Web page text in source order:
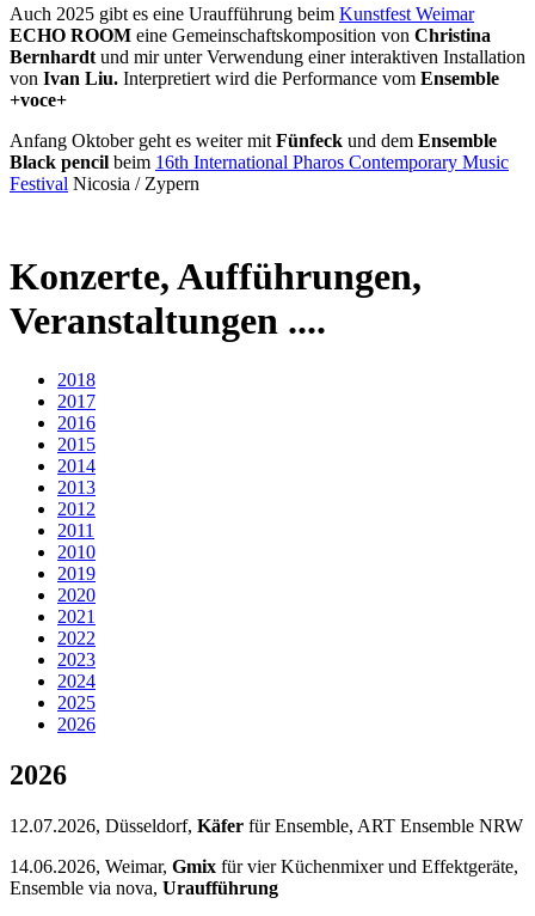
Auch 2025 gibt es eine Uraufführung beim Kunstfest Weimar
ECHO ROOM eine Gemeinschaftskomposition von Christina
Bernhardtund mir unter Verwendung einer interaktiven Installation
von Ivan Liu. Interpretiert wird die Performance vom Ensemble
+voce+
Anfang Oktober geht es weiter mitFünfeck und dem Ensemble
Black pencil beim 16th International Pharos Contemporary Music
Festival Nicosia / Zypern
Konzerte, Aufführungen,
Veranstaltungen ....
2018
2017
2016
2015
2014
2013
2012
2011
2010
2019
2020
2021
2022
2023
2024
2025
2026
2026
12.07.2026, Düsseldorf, Käfer für Ensemble, ART Ensemble NRW
14.06.2026, Weimar, Gmix für vier Küchenmixer und Effektgeräte,
Ensemble via nova, Uraufführung